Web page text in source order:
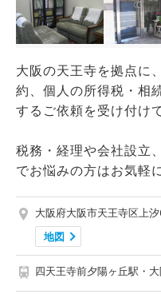
大阪の天王寺を拠点に
約、個人の所得税・相
するご依頼を受け付け
税務・経理や会社設立
でお悩みの方はお気軽
大阪府大阪市天王寺区上
地図
四天王寺前夕陽ヶ丘駅・